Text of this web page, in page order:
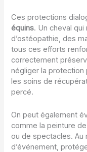
Ces protections
équins. Un cheval
d’ostéopathie, des
tous ces efforts
correctement
négliger la protection
les soins de
percé.
On peut également
comme la peinture
ou de spectacles.
d’événement,